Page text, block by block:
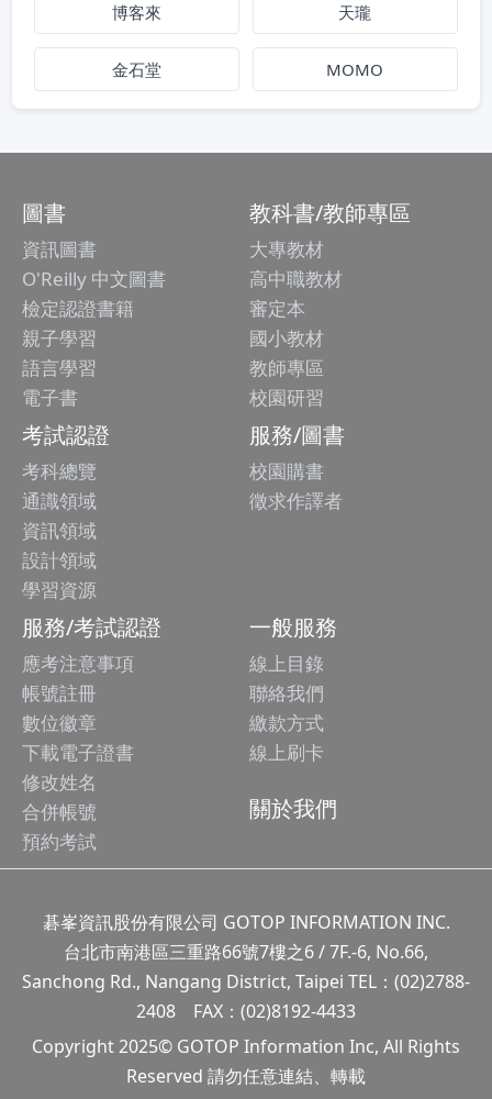
博客來 天瓏
金石堂 MOMO
圖書
資訊圖書
O'Reilly 中文圖書
檢定認證書籍
親子學習
語言學習
電子書
教科書/教師專區
大專教材
高中職教材
審定本
國小教材
教師專區
校園研習
考試認證
考科總覽
通識領域
資訊領域
設計領域
學習資源
服務/圖書
校園購書
徵求作譯者
服務/考試認證
應考注意事項
帳號註冊
數位徽章
下載電子證書
修改姓名
合併帳號
預約考試
一般服務
線上目錄
聯絡我們
繳款方式
線上刷卡
關於我們
碁峯資訊股份有限公司 GOTOP INFORMATION INC.
台北市南港區三重路66號7樓之6 / 7F.-6, No.66,
Sanchong Rd., Nangang District, Taipei TEL：(02)2788-
2408 FAX：(02)8192-4433
Copyright 2025© GOTOP Information Inc, All Rights
Reserved 請勿任意連結、轉載